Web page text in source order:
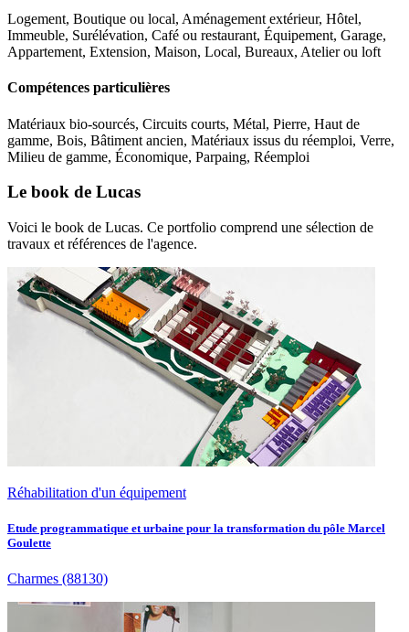
Logement, Boutique ou local, Aménagement extérieur, Hôtel,
Immeuble, Surélévation, Café ou restaurant, Équipement, Garage,
Appartement, Extension, Maison, Local, Bureaux, Atelier ou loft
Compétences particulières
Matériaux bio-sourcés, Circuits courts, Métal, Pierre, Haut de
gamme, Bois, Bâtiment ancien, Matériaux issus du réemploi, Verre,
Milieu de gamme, Économique, Parpaing, Réemploi
Le book de Lucas
Voici le book de Lucas. Ce portfolio comprend une sélection de
travaux et références de l'agence.
Réhabilitation d'un équipement
Etude programmatique et urbaine pour la transformation du pôle Marcel
Goulette
Charmes (88130)